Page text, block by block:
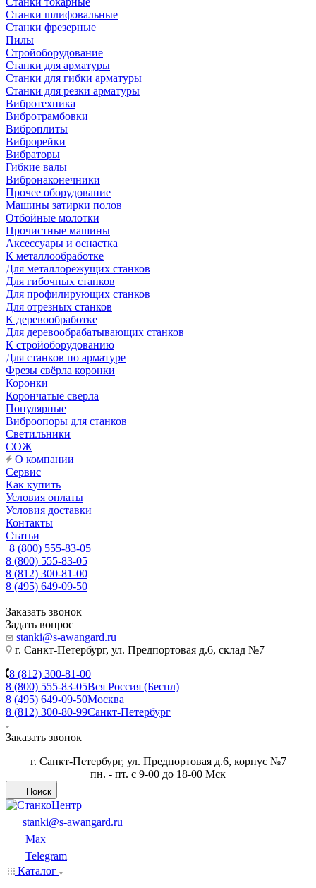
Станки шлифовальные
Станки фрезерные
Пилы
Стройоборудование
Станки для арматуры
Станки для гибки арматуры
Станки для резки арматуры
Вибротехника
Вибротрамбовки
Виброплиты
Виброрейки
Вибраторы
Гибкие валы
Вибронаконечники
Прочее оборудование
Машины затирки полов
Отбойные молотки
Прочистные машины
Аксeccyapы и оснастка
К металлообработке
Для металлорежущих станков
Для гибочных станков
Для профилирующих станков
Для отрезных станков
К деревообработке
Для деревообрабатывающих станков
К стройоборудованию
Для станков по арматуре
Фрезы свёрла коронки
Коронки
Корончатые сверла
Популярные
Виброопоры для станков
Светильники
СОЖ
О компании
Сервис
Как купить
Условия оплаты
Условия доставки
Контакты
Статьи
8 (800) 555-83-05
8 (800) 555-83-05
8 (812) 300-81-00
8 (495) 649-09-50
Заказать звонок
Задать вопрос
stanki@s-awangard.ru
г. Санкт-Петербург, ул. Предпортовая д.6, склад №7
8 (812) 300-81-00
8 (800) 555-83-05Вся Россия (Беспл)
8 (495) 649-09-50Москва
8 (812) 300-80-99Санкт-Петербург
Заказать звонок
г. Санкт-Петербург, ул. Предпортовая д.6, корпус №7
пн. - пт. с 9-00 до 18-00 Мск
Поиск
stanki@s-awangard.ru
Max
Telegram
Каталог